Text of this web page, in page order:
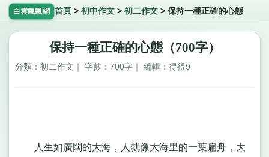
白雲飄飄網 首頁 > 初中作文> 初二作文> 保持一種正確的心態
保持一種正確的心態（700字）
分類：初二作文｜ 字數：700字｜ 編輯：得得9
人生如廣闊的大海，人就像大海里的一葉扁舟，大